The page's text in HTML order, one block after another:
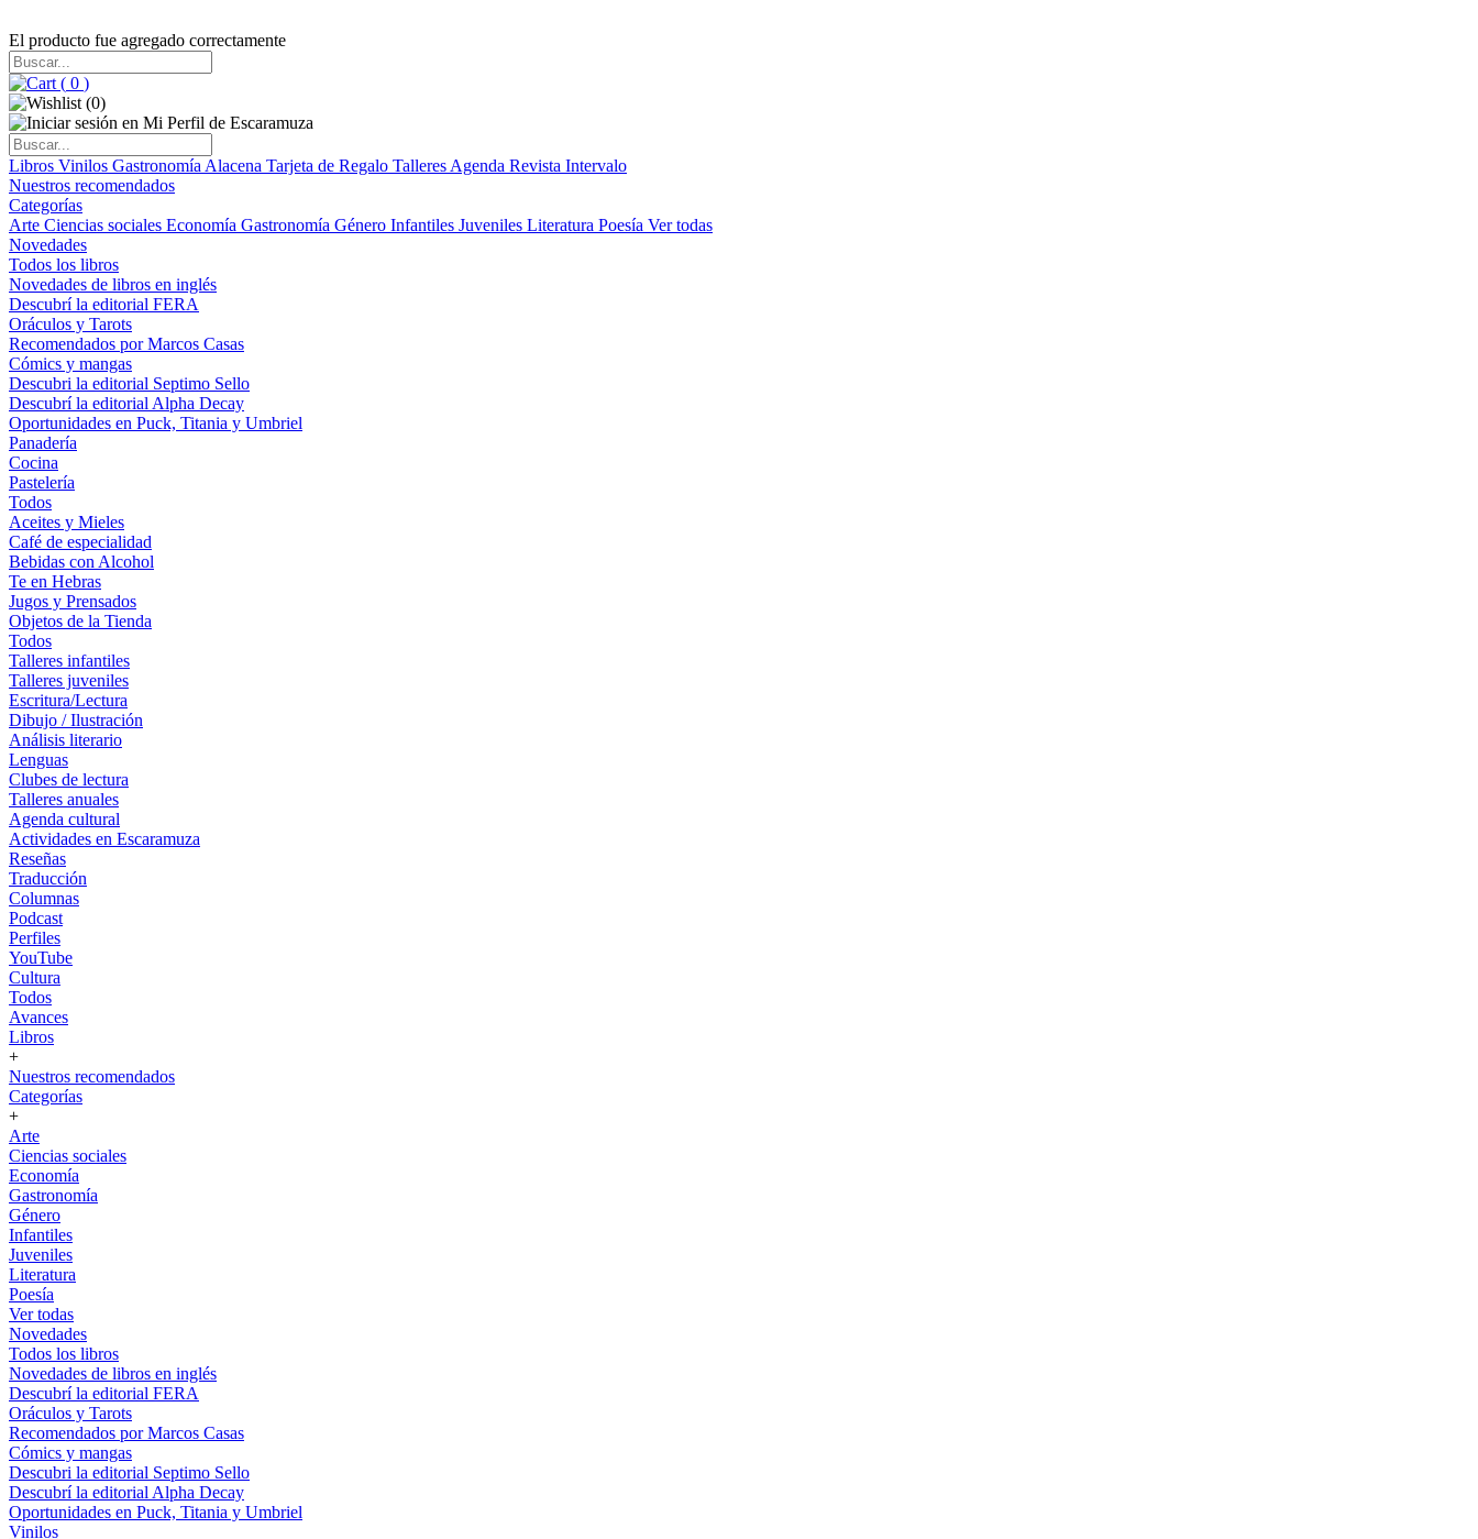
El producto fue agregado correctamente
( 0 )
(0)
Libros Vinilos Gastronomía Alacena Tarjeta de Regalo Talleres Agenda Revista Intervalo
Nuestros recomendados
Categorías
Arte Ciencias sociales Economía Gastronomía Género Infantiles Juveniles Literatura Poesía Ver todas
Novedades
Todos los libros
Novedades de libros en inglés
Descubrí la editorial FERA
Oráculos y Tarots
Recomendados por Marcos Casas
Cómics y mangas
Descubri la editorial Septimo Sello
Descubrí la editorial Alpha Decay
Oportunidades en Puck, Titania y Umbriel
Panadería
Cocina
Pastelería
Todos
Aceites y Mieles
Café de especialidad
Bebidas con Alcohol
Te en Hebras
Jugos y Prensados
Objetos de la Tienda
Todos
Talleres infantiles
Talleres juveniles
Escritura/Lectura
Dibujo / Ilustración
Análisis literario
Lenguas
Clubes de lectura
Talleres anuales
Agenda cultural
Actividades en Escaramuza
Reseñas
Traducción
Columnas
Podcast
Perfiles
YouTube
Cultura
Todos
Avances
Libros
+
Nuestros recomendados
Categorías
+
Arte
Ciencias sociales
Economía
Gastronomía
Género
Infantiles
Juveniles
Literatura
Poesía
Ver todas
Novedades
Todos los libros
Novedades de libros en inglés
Descubrí la editorial FERA
Oráculos y Tarots
Recomendados por Marcos Casas
Cómics y mangas
Descubri la editorial Septimo Sello
Descubrí la editorial Alpha Decay
Oportunidades en Puck, Titania y Umbriel
Vinilos